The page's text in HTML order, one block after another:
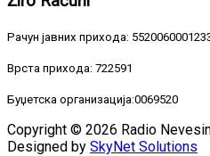
Рачун јавних прихода:
Врста прихода: 722591
Буџетска организација:0069520
Copyright © 2026 Radio
Designed by SkyNet Solutions